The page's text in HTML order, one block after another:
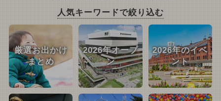
人気キーワードで絞り込む
厳選お出かけ
まとめ
2026年オープ
ン
2026年のイベ
ント